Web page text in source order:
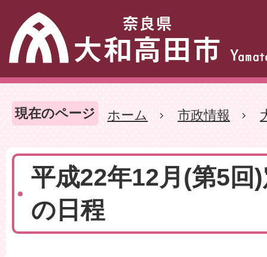
現在のページ ホーム 市政情報
平成22年12月(第5回
の日程